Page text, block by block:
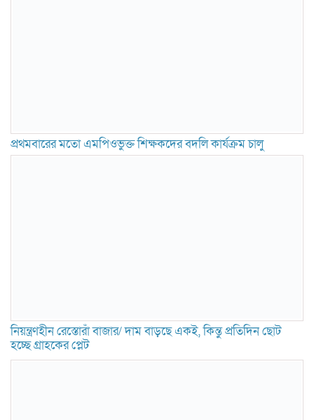
প্রথমবারের মতো এমপিওভুক্ত শিক্ষকদের বদলি কার্যক্রম চালু
নিয়ন্ত্রণহীন রেস্তোরাঁ বাজার/ দাম বাড়ছে একই, কিন্তু প্রতিদিন ছোট
হচ্ছে গ্রাহকের প্লেট